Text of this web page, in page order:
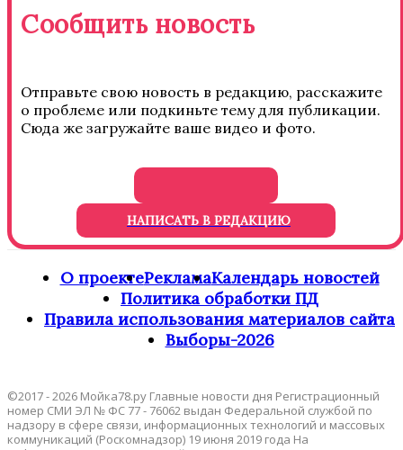
Сообщить новость
Отправьте свою новость в редакцию, расскажите
о проблеме или подкиньте тему для публикации.
Сюда же загружайте ваше видео и фото.
НАПИСАТЬ В РЕДАКЦИЮ
О проектеРекламаКалендарь новостей
Политика обработки ПД
Правила использования материалов сайта
Выборы-2026
©2017 - 2026 Мойка78.ру Главные новости дня Регистрационный
номер СМИ ЭЛ № ФС 77 - 76062 выдан Федеральной службой по
надзору в сфере связи, информационных технологий и массовых
коммуникаций (Роскомнадзор) 19 июня 2019 года На